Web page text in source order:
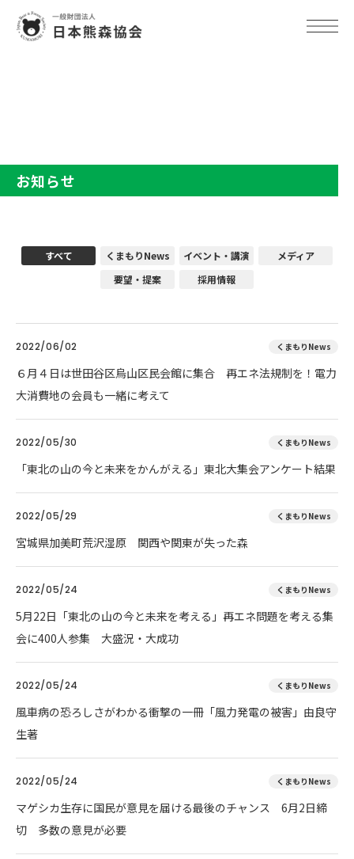
お知らせ
すべて くまもりNews イベント・講演
メディア
要望・提案
採用情報
2022/06/02 くまもりNews
６月４日は世田谷区烏山区民会館に集合 再エネ法規制を！電力
大消費地の会員も一緒に考えて
2022/05/30 くまもりNews
「東北の山の今と未来をかんがえる」東北大集会アンケート結果
2022/05/29 くまもりNews
宮城県加美町荒沢湿原 関西や関東が失った森
2022/05/24 くまもりNews
5月22日「東北の山の今と未来を考える」再エネ問題を考える集
会に400人参集 大盛況・大成功
2022/05/24 くまもりNews
風車病の恐ろしさがわかる衝撃の一冊「風力発電の被害」由良守
生著
2022/05/24 くまもりNews
マゲシカ生存に国民が意見を届ける最後のチャンス 6月2日締
切 多数の意見が必要